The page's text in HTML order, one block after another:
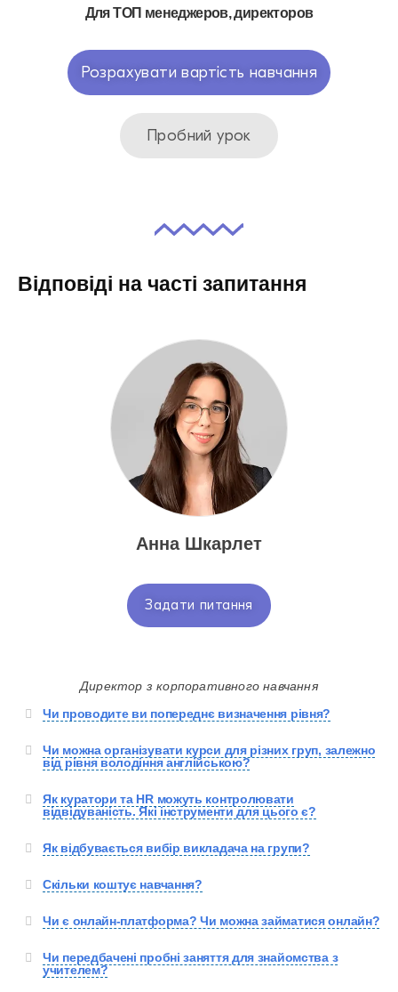
Для ТОП менеджеров, директоров
Розрахувати вартість навчання
Пробний урок
Відповіді на часті запитання
Анна Шкарлет
Задати питання
Директор з корпоративного навчання
Чи проводите ви попереднє визначення рівня?
Чи можна організувати курси для різних груп, залежно
від рівня володіння англійською?
Як куратори та HR можуть контролювати
відвідуваність. Які інструменти для цього є?
Як відбувається вибір викладача на групи?
Скільки коштує навчання?
Чи є онлайн-платформа? Чи можна займатися онлайн?
Чи передбачені пробні заняття для знайомства з
учителем?